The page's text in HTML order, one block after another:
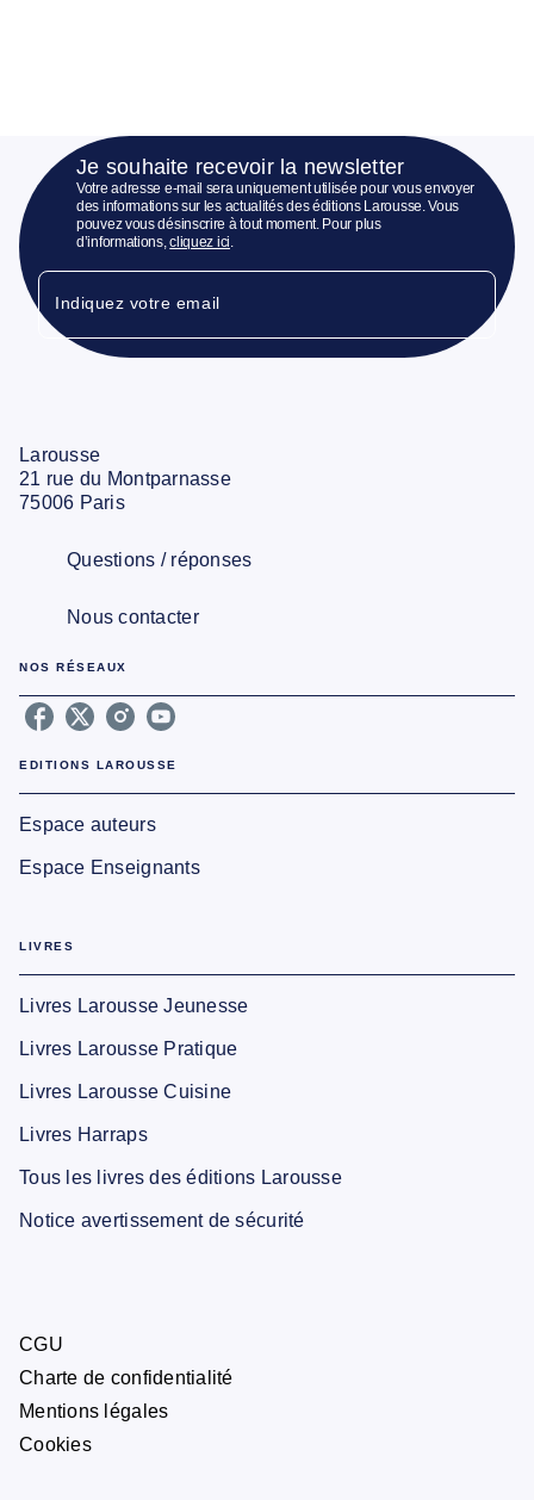
Je souhaite recevoir la newsletter
Votre adresse e-mail sera uniquement utilisée pour vous envoyer
des informations sur les actualités des éditions Larousse. Vous
pouvez vous désinscrire à tout moment. Pour plus
d’informations,cliquez ici.
Indiquez votre email
Larousse
21 rue du Montparnasse
75006 Paris
Questions / réponses
Nous contacter
NOS RÉSEAUX
EDITIONS LAROUSSE
Espace auteurs
Espace Enseignants
LIVRES
Livres Larousse Jeunesse
Livres Larousse Pratique
Livres Larousse Cuisine
Livres Harraps
Tous les livres des éditions Larousse
Notice avertissement de sécurité
CGU
Charte de confidentialité
Mentions légales
Cookies